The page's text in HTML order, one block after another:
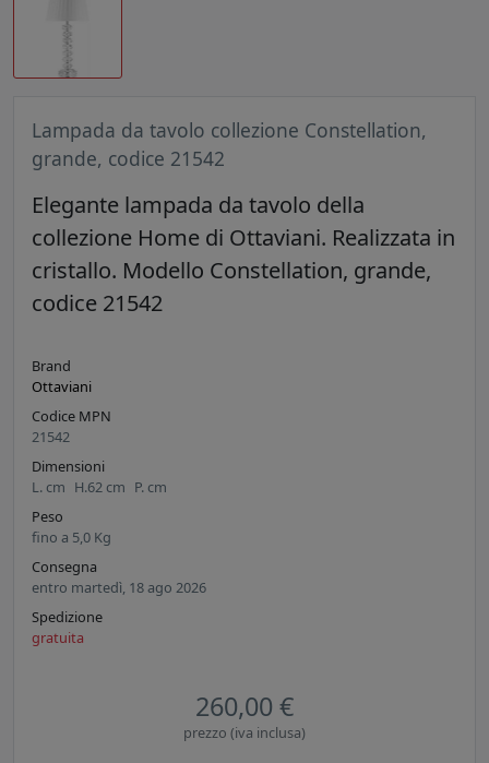
Lampada da tavolo collezione Constellation,
grande, codice 21542
Elegante lampada da tavolo della
collezione Home di Ottaviani. Realizzata in
cristallo. Modello Constellation, grande,
codice 21542
Brand
Ottaviani
Codice MPN
21542
Dimensioni
L. cm H.62 cm P. cm
Peso
fino a 5,0 Kg
Consegna
entro martedì, 18 ago 2026
Spedizione
gratuita
260,00 €
prezzo (iva inclusa)